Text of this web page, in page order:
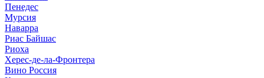
Пенедес
Мурсия
Наварра
Риас Байшас
Риоха
Херес-де-ла-Фронтера
Вино Россия